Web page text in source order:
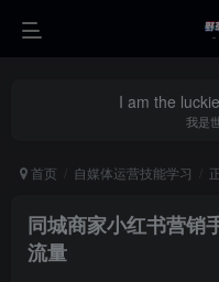
I am the
我是
首页 自媒体运营技能学习
同城商家小红书营销
流量